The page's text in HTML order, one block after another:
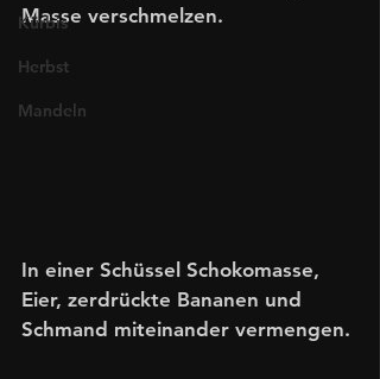
Kürbis
Herbst
Mandeln
Masse verschmelzen.
In einer Schüssel Schokomasse,
Eier, zerdrückte Bananen und
Schmand miteinander vermengen.